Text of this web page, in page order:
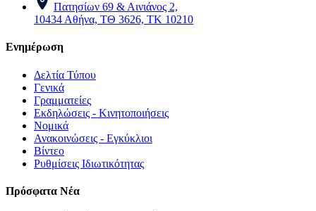
Πατησίων 69 & Αινιάνος 2,
10434 Αθήνα, ΤΘ 3626, ΤΚ 10210
Ενημέρωση
Δελτία Τύπου
Γενικά
Γραμματείες
Εκδηλώσεις - Κινητοποιήσεις
Νομικά
Ανακοινώσεις - Εγκύκλιοι
Βίντεο
Ρυθμίσεις Ιδιωτικότητας
Πρόσφατα Νέα